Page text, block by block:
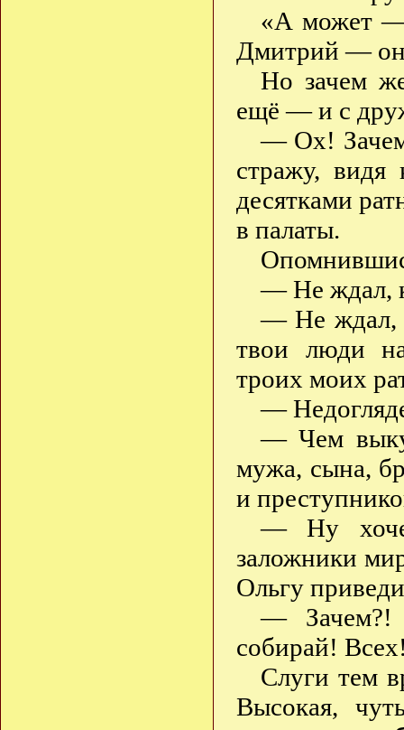
«А может —
Дмитрий —
Но зачем
ещё — и с
— Ох! Зачем
стражу,
десятками
в палаты.
— Не ждал,
— Не ждал,
твои люди
троих моих
—
— Чем
мужа, сына,
и
— Ну
заложники
Ольгу
— Зачем?!
собирай!
Слуги тем
Высокая,